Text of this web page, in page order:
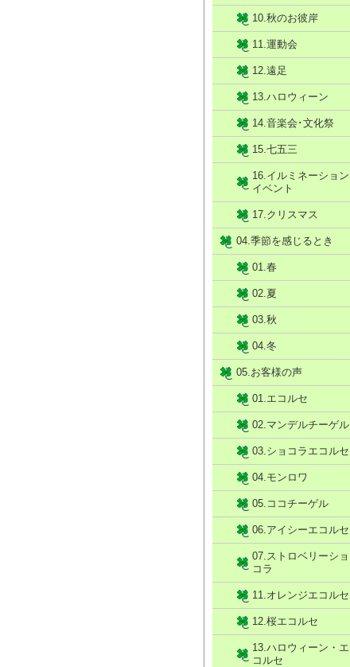
10.秋のお彼岸
11.運動会
12.遠足
13.ハロウィーン
14.音楽会･文化祭
15.七五三
16.イルミネーション
イベント
17.クリスマス
04.季節を感じるとき
01.春
02.夏
03.秋
04.冬
05.お客様の声
01.エコルセ
02.マンデルチーゲル
03.ショコラエコルセ
04.モンロワ
05.ココチーゲル
06.アイシーエコルセ
07.ストロベリーショ
コラ
11.オレンジエコルセ
12.桜エコルセ
13.ハロウィーン・エ
コルセ